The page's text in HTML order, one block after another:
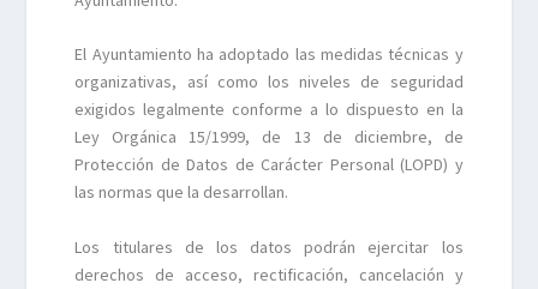
El Ayuntamiento ha adoptado las medidas técnicas y
organizativas, así como los niveles de seguridad
exigidos legalmente conforme a lo dispuesto en la
Ley Orgánica 15/1999, de 13 de diciembre, de
Protección de Datos de Carácter Personal (LOPD) y
las normas que la desarrollan.
Los titulares de los datos podrán ejercitar los
derechos de acceso, rectificación, cancelación y